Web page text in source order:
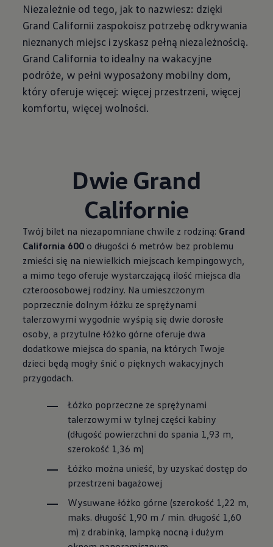
Niezależnie od tego, jak to nazwiesz: dzięki
Grand Californii zaspokoisz potrzebę odkrywania
nieznanych miejsc i zyskasz pełną niezależnością.
Grand California to idealny na wakacyjne
podróże, w pełni wyposażony mobilny dom,
który oferuje więcej: więcej przestrzeni, więcej
komfortu, więcej wolności.
Dwie Grand
Californie
Twój bilet na niezapomniane chwile z rodziną: Grand
California 600 o długości 6 metrów bez problemu
zmieści się na niewielkich miejscach kempingowych,
a mimo tego oferuje wystarczającą ilość miejsca dla
czteroosobowej rodziny. Na umieszczonym
poprzecznie dolnym łóżku ze sprężynami
talerzowymi wygodnie wyśpią się dwie dorosłe
osoby, a przytulne łóżko górne oferuje dwa
dodatkowe miejsca do spania, na których Twoje
dzieci będą mogły śnić o pięknych wakacyjnych
przygodach.
Łóżko poprzeczne ze sprężynami
talerzowymi w tylnej części kabiny
(długość powierzchni do spania 1,93 m,
szerokość 1,36 m)
Łóżko można unieść, by uzyskać dostęp do
przestrzeni bagażowej
Wysuwane łóżko górne (szerokość 1,22 m,
maks. długość 1,90 m / min. długość 1,60
m) z drabinką, lampką nocną i dużym